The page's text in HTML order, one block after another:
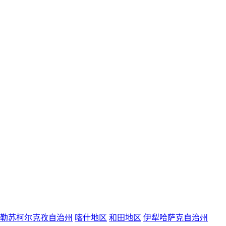
苏柯尔克孜自治州 喀什地区 和田地区 伊犁哈萨克自治州